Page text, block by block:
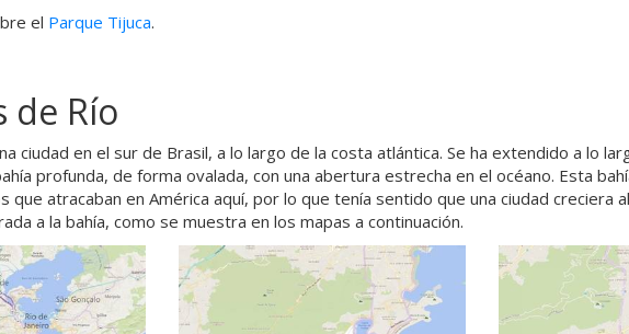
el Parque Tijuca.
de Río
ciudad en el sur de Brasil, a lo largo de la costa atlántica. Se ha extendido a lo
profunda, de forma ovalada, con una abertura estrecha en el océano. Esta
atracaban en América aquí, por lo que tenía sentido que una ciudad creciera
a la bahía, como se muestra en los mapas a continuación.